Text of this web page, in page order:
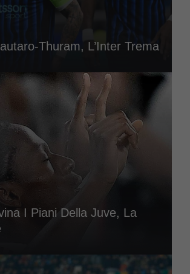
Thuram, L’Inter Trema
I Piani Della Juve, La